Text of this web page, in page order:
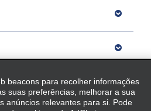
beacons para recolher informações
suas preferências, melhorar a sua
anúncios relevantes para si. Pode